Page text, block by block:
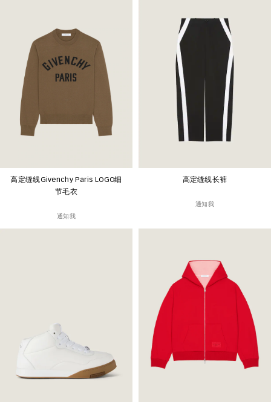
高定缝线Givenchy Paris LOGO细
节毛衣
通知我
高定缝线长裤
通知我